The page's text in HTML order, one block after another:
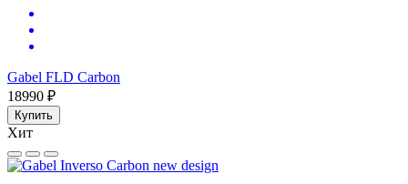
Gabel FLD Carbon
18990 ₽
Купить
Хит